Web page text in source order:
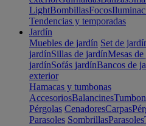
LightBombillasFocos
Tendencias y temporadas
Jardín
Muebles de jardín Set de
jardínSillas de jardínMesas
jardínSofás jardínBancos de
exterior
Hamacas y tumbonas
AccesoriosBalancines
Pérgolas CenadoresCarpas
Parasoles SombrillasParasoles